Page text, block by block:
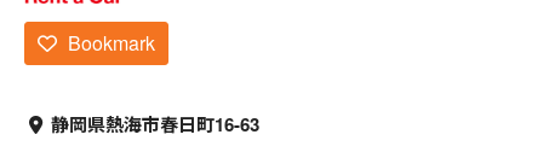
Bookmark
静岡県熱海市春日町16-63